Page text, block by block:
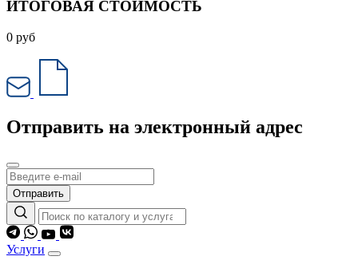
ИТОГОВАЯ СТОИМОСТЬ
0 руб
Отправить на электронный адрес
Отправить
Услуги